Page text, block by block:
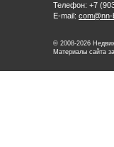
Телефон: +7
E-mail:
© 2008-2026
Материалы сайта